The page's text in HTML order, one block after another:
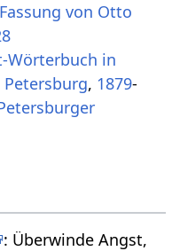
von Otto
Wörterbuch in
Petersburg, 1879-
: Überwinde Angst,